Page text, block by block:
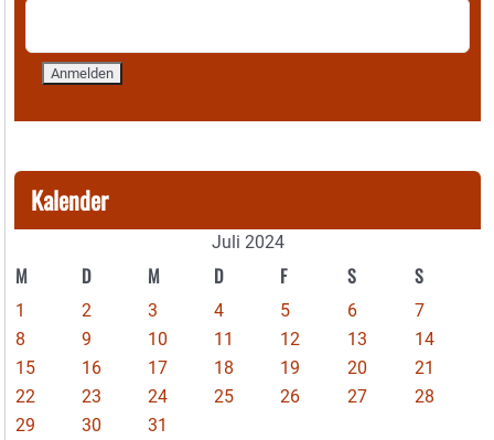
Kalender
Juli 2024
M D M D F S S
1 2 3 4 5 6
7
8
9 10 11 12 13
14
15
16 17 18 19 20
21
22
23 24 25 26 27
28
29
30
31